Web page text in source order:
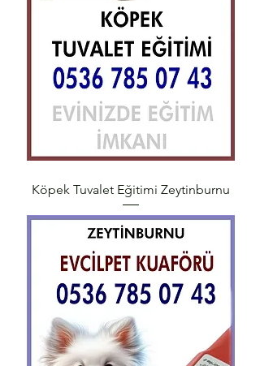
Köpek Tuvalet Eğitimi Zeytinburnu